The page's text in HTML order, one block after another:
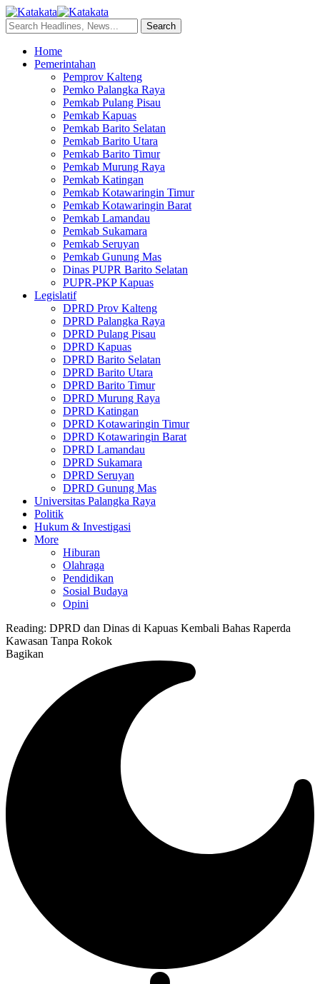
Home
Pemerintahan
Pemprov Kalteng
Pemko Palangka Raya
Pemkab Pulang Pisau
Pemkab Kapuas
Pemkab Barito Selatan
Pemkab Barito Utara
Pemkab Barito Timur
Pemkab Murung Raya
Pemkab Katingan
Pemkab Kotawaringin Timur
Pemkab Kotawaringin Barat
Pemkab Lamandau
Pemkab Sukamara
Pemkab Seruyan
Pemkab Gunung Mas
Dinas PUPR Barito Selatan
PUPR-PKP Kapuas
Legislatif
DPRD Prov Kalteng
DPRD Palangka Raya
DPRD Pulang Pisau
DPRD Kapuas
DPRD Barito Selatan
DPRD Barito Utara
DPRD Barito Timur
DPRD Murung Raya
DPRD Katingan
DPRD Kotawaringin Timur
DPRD Kotawaringin Barat
DPRD Lamandau
DPRD Sukamara
DPRD Seruyan
DPRD Gunung Mas
Universitas Palangka Raya
Politik
Hukum & Investigasi
More
Hiburan
Olahraga
Pendidikan
Sosial Budaya
Opini
Reading: DPRD dan Dinas di Kapuas Kembali Bahas Raperda
Kawasan Tanpa Rokok
Bagikan